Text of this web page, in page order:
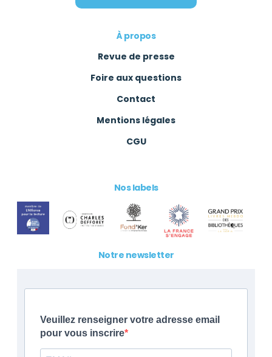
À propos
Revue de presse
Foire aux questions
Contact
Mentions légales
CGU
Nos labels
Notre newsletter
Veuillez renseigner votre adresse email
pour vous inscrire